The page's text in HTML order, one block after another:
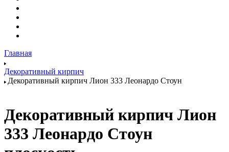
Главная
Декоративный кирпич
Декоративный кирпич Лион 333 Леонардо Стоун
Декоративный кирпич Лион
333 Леонардо Стоун